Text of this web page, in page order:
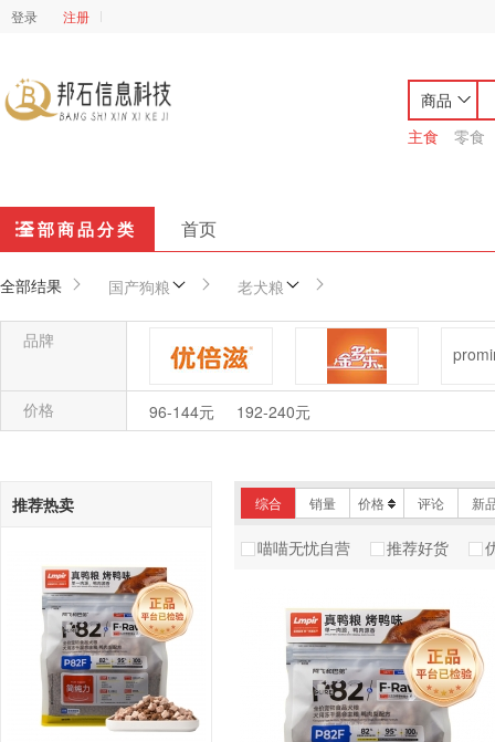
登录 注册
商品
主食
零食
全部商品分类 首页
全部结果 国产狗粮 老犬粮
品牌
优倍滋
阿飞和巴弟
价格 96-144元 192-240元
推荐热卖 综合 销量 价格 评论 新
喵喵无忧自营 推荐好货